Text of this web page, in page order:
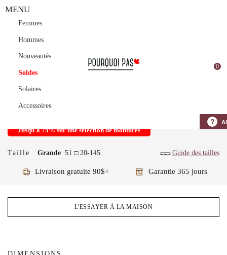
Femmes
Hommes
Nouveautés
Soldes
Solaires
Accessoires
0
MAMQUAM
$20 $15
Jusqu'à 75% sur une sélection de montures
Couleur
Taille Guide des tailles
Grande 51 □ 20-145
Livraison gratuite 90$+ Garantie 365 jours
L'ESSAYER À LA MAISON
?